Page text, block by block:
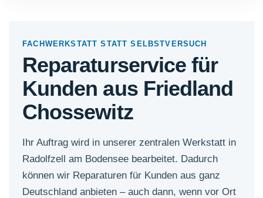
FACHWERKSTATT STATT SELBSTVERSUCH
Reparaturservice für
Kunden aus Friedland
Chossewitz
Ihr Auftrag wird in unserer zentralen Werkstatt in
Radolfzell am Bodensee bearbeitet. Dadurch
können wir Reparaturen für Kunden aus ganz
Deutschland anbieten – auch dann, wenn vor Ort